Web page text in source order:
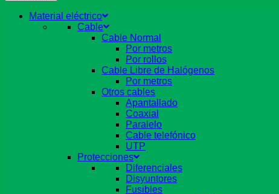
Material eléctrico
Cable
Cable Normal
Por metros
Por rollos
Cable Libre de Halógenos
Por metros
Otros cables
Apantallado
Coaxial
Paralelo
Cable telefónico
UTP
Protecciones
Diferenciales
Disyuntores
Fusibles